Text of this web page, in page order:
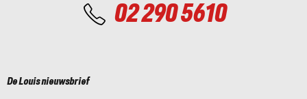
02 290 5610
De Louis nieuwsbrief